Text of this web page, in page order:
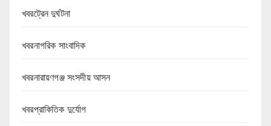
খবরট্রেন দুর্ঘটনা
খবরনাগরিক সাংবাদিক
খবরনারায়ণগঞ্জ সংসদীয় আসন
খবরপ্রাকিতিক দুর্যোগ